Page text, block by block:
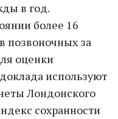
в год.
более 16
позвоночных за
оценки
используют
Лондонского
сохранности